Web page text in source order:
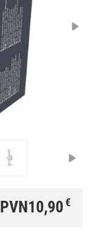
10,90€